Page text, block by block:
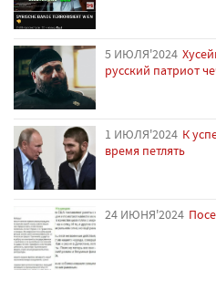
5 ИЮЛЯ'2024
русский патриот
1 ИЮЛЯ'2024 К
время петлять
24 ИЮНЯ'2024